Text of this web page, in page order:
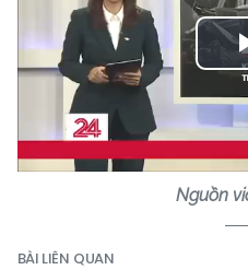
Nguồn
BÀI LIÊN QUAN